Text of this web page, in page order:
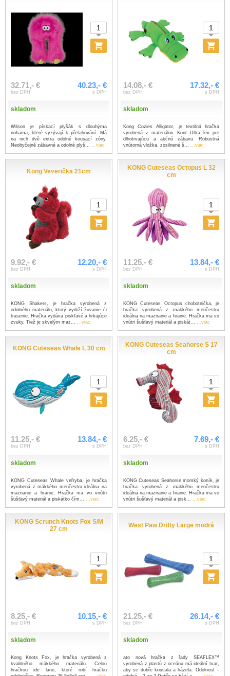
32.71,- €
bez DPH
40.23,- €
s DPH
skladom
Wilson je pískací plyšák s dlouhýma
nohama, které vyzývají k přetahování. Má
na nich dvě extra odolné kousací zóny.
Neobyčejně zábavné a odolné plyš... ...viac
14.08,- €
bez DPH
17.32,- €
s DPH
skladom
Kong Cozies Alligator, je textilná hračka
vyrobená z materiálov Kont Ultra-Tex pre
dlhotrvajúcu a akčnú zábavu. Robustná
vnútorná vložka, zosilnené š... ...viac
Kong Veverička 21cm
9.92,- €
bez DPH
12.20,- €
s DPH
skladom
KONG Shakers, je hračka vyrobená z
odolného materiálu, ktorý vydrží žuvanie či
trasenie. Hračka vydáva piskľavé a hrkajúce
zvuky. Tiež je skvelým maz... ...viac
KONG Cuteseas Octopus L 32
cm
11.25,- €
bez DPH
13.84,- €
s DPH
skladom
KONG Cuteseas Octopus chobotnička, je
hračka vyrobená z mäkkého menčestru
ideálna na maznanie a hranie. Hračka ma vo
vnútri šušťavý materiál a piskát... ...viac
KONG Cuteseas Whale L 30 cm
11.25,- €
bez DPH
13.84,- €
s DPH
skladom
KONG Cuteseas Whale veľryba, je hračka
vyrobená z mäkkého menčestru ideálna na
maznanie a hranie. Hračka ma vo vnútri
šušťavý materiál a piskátko čím... ...viac
KONG Cuteseas Seahorse S 17
cm
6.25,- €
bez DPH
7.69,- €
s DPH
skladom
KONG Cuteseas Seahorse morský koník, je
hračka vyrobená z mäkkého menčestru
ideálna na maznanie a hranie. Hračka ma vo
vnútri šušťavý materiál a pisk... ...viac
KONG Scrunch Knots Fox S/M
27 cm
8.25,- €
bez DPH
10.15,- €
s DPH
skladom
Kong Knots Fox, je hračka vyrobená z
kvalitného mäkkého materiálu. Celou
hračkou ide lano, ktoré robí hračku
West Paw Drifty Large modrá
21.25,- €
bez DPH
26.14,- €
s DPH
skladom
ato nová hračka z řady SEAFLEX™
vyrobená z plastů z oceánu má ideální tvar,
aby se dobře kousala a házela. Odolnost –